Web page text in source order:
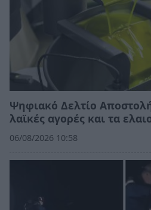
Ψηφιακό Δελτίο
λαϊκές αγορές και τα
06/08/2026 10:58